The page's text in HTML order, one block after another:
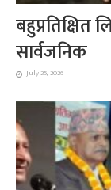
बहुप्रतिक्षित
सार्वजनिक
July 25, 2026